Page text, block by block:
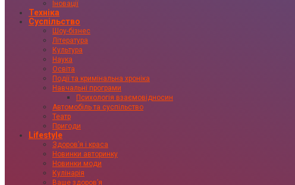
Іновації
Техніка
Суспільство
Шоу-бізнес
Література
Культура
Наука
Освіта
Події та кримінальна хроніка
Навчальні програми
Психологія взаємовідносин
Автомобіль та суспільство
Театр
Пригоди
Lifestyle
Здоровʼя і краса
Новинки авторинку
Новинки моди
Кулінарія
Ваше здоровʼя